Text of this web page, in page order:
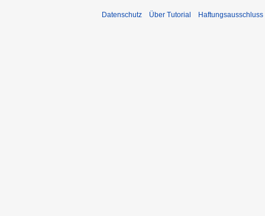
Datenschutz Über Tutorial Haftungsausschluss